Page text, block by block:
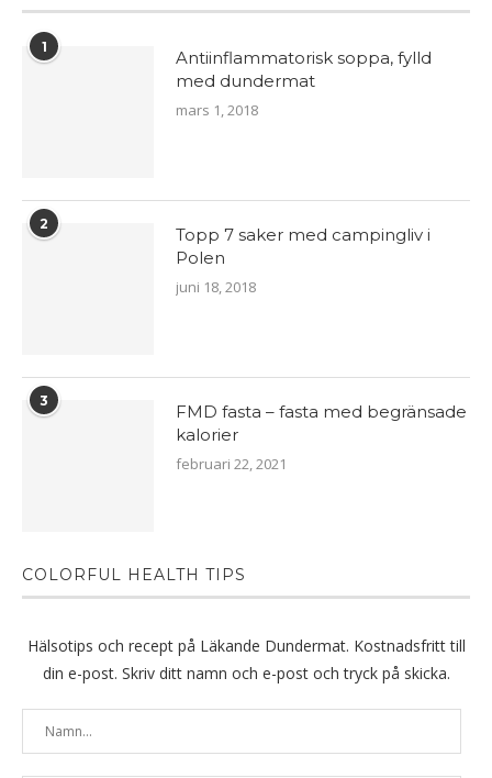
1
Antiinflammatorisk soppa, fylld
med dundermat
mars 1, 2018
2
Topp 7 saker med campingliv i
Polen
juni 18, 2018
3
FMD fasta – fasta med begränsade
kalorier
februari 22, 2021
COLORFUL HEALTH TIPS
Hälsotips och recept på Läkande Dundermat. Kostnadsfritt till
din e-post. Skriv ditt namn och e-post och tryck på skicka.